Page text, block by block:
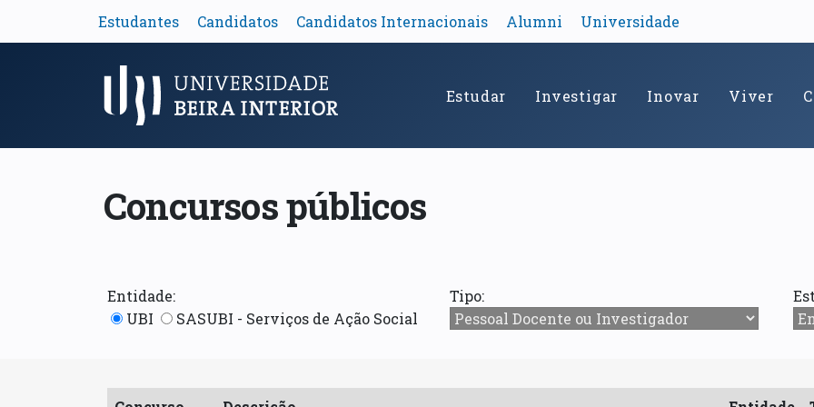
Estudantes Candidatos Candidatos Internacionais Alumni Universidade
Menu Principal Estudar Investigar Inovar Viver
Concursos públicos
Entidade:
UBI
SASUBI - Serviços de Ação Social
Tipo: